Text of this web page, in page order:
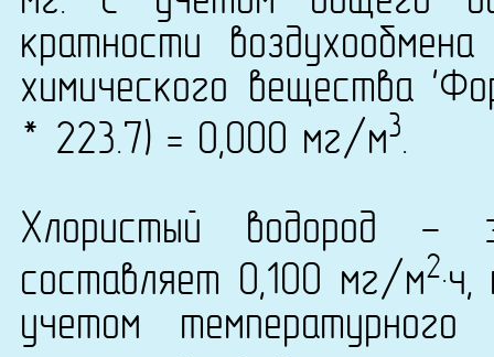
кратности
химического вещества
* 223.7) = 0,000 мг/м3.
Хлористый водород -
составляет 0,100 мг/м2
учетом